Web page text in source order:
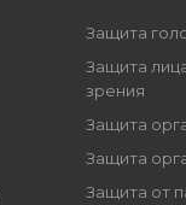
Защита
Защита
зрения
Защита
Защита
Защита от